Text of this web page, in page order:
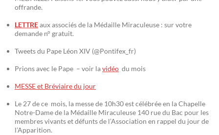
offrande.
LETTREaux associés de la Médaille Miraculeuse : sur votre
demande n° gratuit.
Tweets du Pape Léon XIV (@Pontifex_fr)
Prions avec le Pape – voir lavidéo du mois
MESSE et Bréviaire du jour
Le 27 de ce mois, la messe de 10h30 est célébrée en la Chapelle
Notre-Dame de la Médaille Miraculeuse 140 rue du Bac pour les
membres vivants et défunts de l’Association en rappel du jour de
l’Apparition.